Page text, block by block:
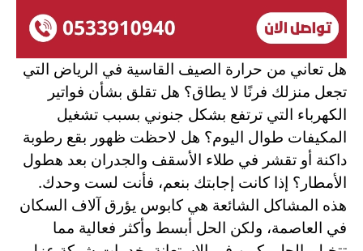
هل تعاني من حرارة الصيف القاسية في الرياض التي
تجعل منزلك فرنًا لا يطاق؟ هل تقلق بشأن فواتير
الكهرباء التي ترتفع بشكل جنوني بسبب تشغيل
المكيفات طوال اليوم؟ هل لاحظت ظهور بقع رطوبة
داكنة أو تقشر في طلاء الأسقف والجدران بعد هطول
الأمطار؟ إذا كانت إجابتك بنعم، فأنت لست وحدك.
هذه المشاكل الشائعة هي كابوس يؤرق آلاف السكان
في العاصمة، ولكن الحل أبسط وأكثر فعالية مما